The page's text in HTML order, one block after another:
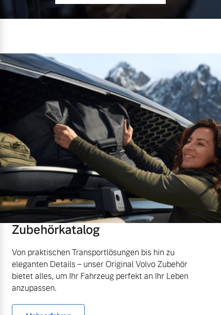
Zubehörkatalog
Von praktischen Transportlösungen bis hin zu
eleganten Details – unser Original Volvo Zubehör
bietet alles, um Ihr Fahrzeug perfekt an Ihr Leben
anzupassen.